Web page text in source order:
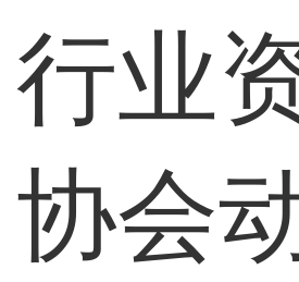
行业
协会